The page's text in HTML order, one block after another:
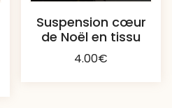
Suspension cœur
de Noël en tissu
4.00€